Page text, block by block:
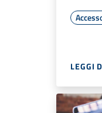
LEGGI